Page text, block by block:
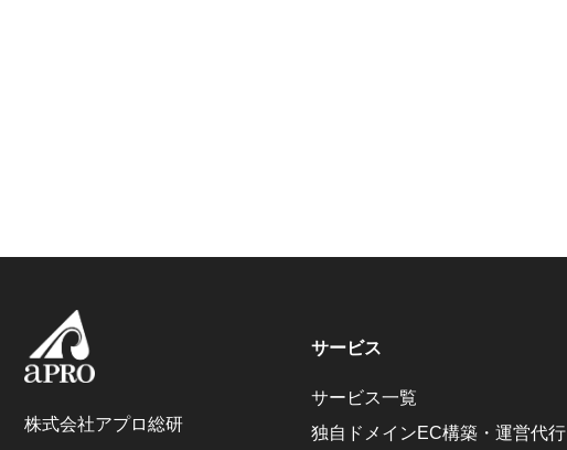
株式会社アプロ総研
サービス
サービス一覧
独自ドメインEC構築・運営代行